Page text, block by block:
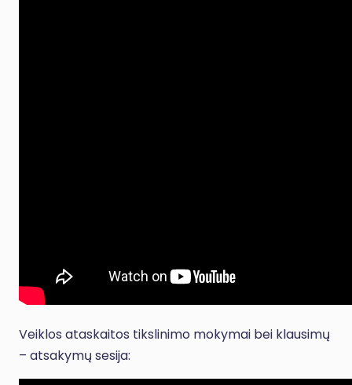
Veiklos ataskaitos tikslinimo mokymai bei klausimų
– atsakymų sesija: